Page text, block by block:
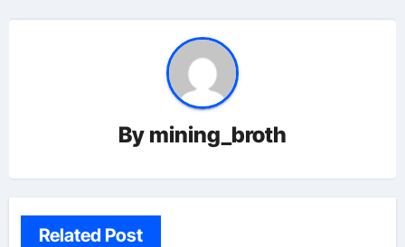
By mining_broth
Related Post